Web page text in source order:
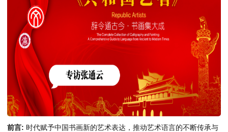
前言: 时代赋予中国书画新的艺术表达，推动艺术语言的不断传承与